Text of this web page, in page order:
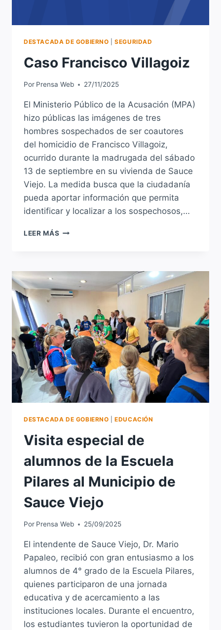
DESTACADA DE GOBIERNO |SEGURIDAD
Caso Francisco Villagoiz
Por Prensa Web 27/11/2025
El Ministerio Público de la Acusación (MPA)
hizo públicas las imágenes de tres
hombres sospechados de ser coautores
del homicidio de Francisco Villagoiz,
ocurrido durante la madrugada del sábado
13 de septiembre en su vivienda de Sauce
Viejo. La medida busca que la ciudadanía
pueda aportar información que permita
identificar y localizar a los sospechosos,…
LEER MÁS CASO
DESTACADA DE GOBIERNO |EDUCACIÓN
Visita especial de
alumnos de la Escuela
Pilares al Municipio de
Sauce Viejo
Por Prensa Web 25/09/2025
El intendente de Sauce Viejo, Dr. Mario
Papaleo, recibió con gran entusiasmo a los
alumnos de 4° grado de la Escuela Pilares,
quienes participaron de una jornada
educativa y de acercamiento a las
instituciones locales. Durante el encuentro,
los estudiantes tuvieron la oportunidad de